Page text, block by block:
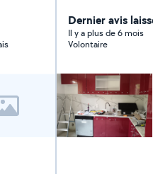
dirais si ça
Dernier avis
Il y a plus de 6 mois
Volontaire